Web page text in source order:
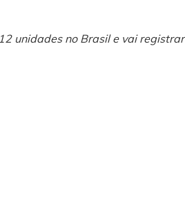
unidades no Brasil e vai registrar